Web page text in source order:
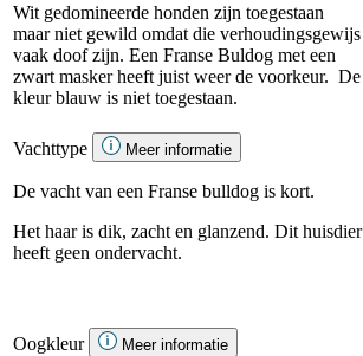
Wit gedomineerde honden zijn toegestaan
maar niet gewild omdat die verhoudingsgewijs
vaak doof zijn. Een Franse Buldog met een
zwart masker heeft juist weer de voorkeur. De
kleur blauw is niet toegestaan.
Vachttype Meer informatie
De vacht van een Franse bulldog is kort.
Het haar is dik, zacht en glanzend. Dit huisdier
heeft geen ondervacht.
Oogkleur Meer informatie